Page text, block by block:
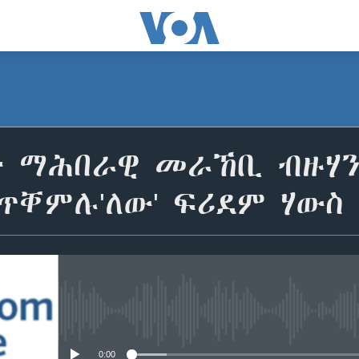
ማሕበራዊ መራኸቢ ብዙሃን
ፍሪደም ሃውስ
0:00